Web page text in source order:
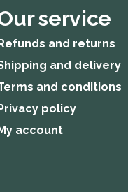
service
and returns
and delivery
and conditions
policy
account